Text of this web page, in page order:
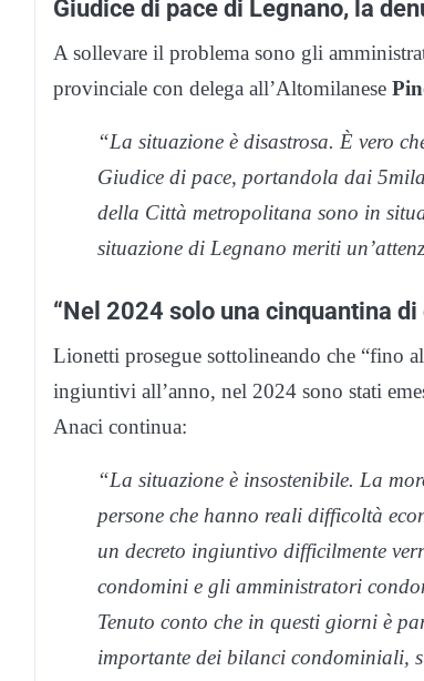
Giudice di pace di Legnano, la
A sollevare il problema sono gli
provinciale con delega all’Altomilanese
“La situazione è disastrosa. È vero
Giudice di pace, portandola dai
della Città metropolitana sono in
situazione di Legnano meriti
“Nel 2024 solo una cinquantina
Lionetti prosegue sottolineando che “fino
ingiuntivi all’anno, nel 2024 sono stati
Anaci continua:
“La situazione è insostenibile. La
persone che hanno reali difficoltà
un decreto ingiuntivo difficilmente
condomini e gli amministratori
Tenuto conto che in questi giorni è
importante dei bilanci condominiali,